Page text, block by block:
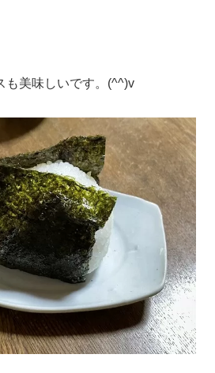
も美味しいです。(^^)v